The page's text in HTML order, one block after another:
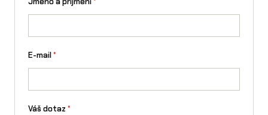
E-mail*
Váš dotaz *